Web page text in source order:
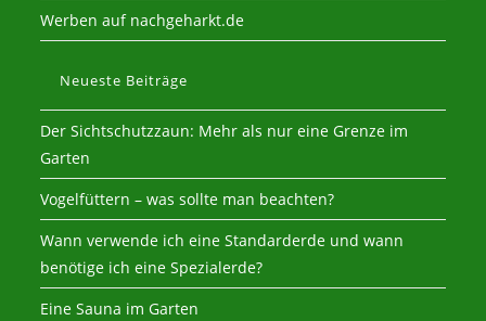
Werben auf nachgeharkt.de
Neueste Beiträge
Der Sichtschutzzaun: Mehr als nur eine Grenze im
Garten
Vogelfüttern – was sollte man beachten?
Wann verwende ich eine Standarderde und wann
benötige ich eine Spezialerde?
Eine Sauna im Garten